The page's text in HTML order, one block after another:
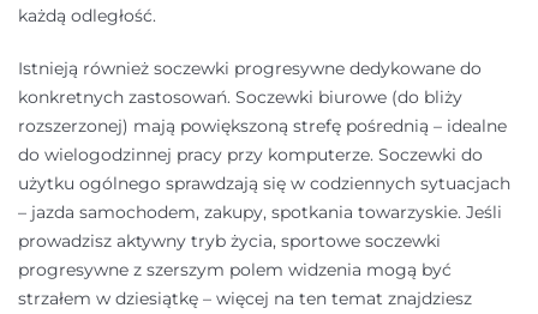
każdą odległość.
Istnieją również soczewki progresywne dedykowane do
konkretnych zastosowań. Soczewki biurowe (do bliży
rozszerzonej) mają powiększoną strefę pośrednią – idealne
do wielogodzinnej pracy przy komputerze. Soczewki do
użytku ogólnego sprawdzają się w codziennych sytuacjach
– jazda samochodem, zakupy, spotkania towarzyskie. Jeśli
prowadzisz aktywny tryb życia, sportowe soczewki
progresywne z szerszym polem widzenia mogą być
strzałem w dziesiątkę – więcej na ten temat znajdziesz